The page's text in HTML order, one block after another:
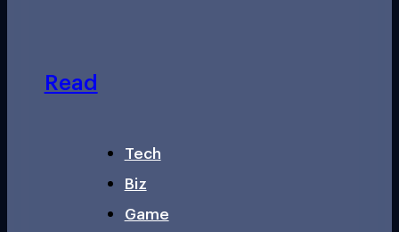
Read
Tech
Biz
Game